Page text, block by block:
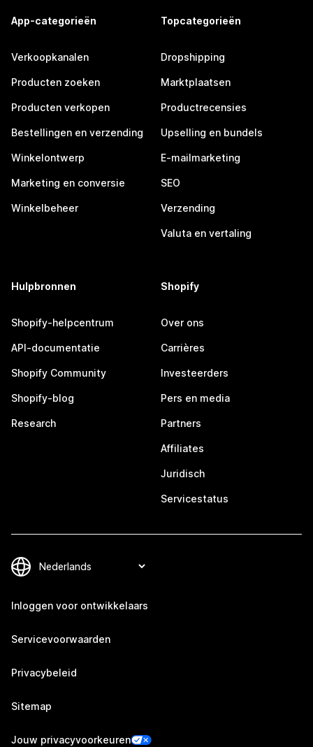
App-categorieën
Verkoopkanalen
Producten zoeken
Producten verkopen
Bestellingen en verzending
Winkelontwerp
Marketing en conversie
Winkelbeheer
Topcategorieën
Dropshipping
Marktplaatsen
Productrecensies
Upselling en bundels
E-mailmarketing
SEO
Verzending
Valuta en vertaling
Hulpbronnen
Shopify-helpcentrum
API-documentatie
Shopify Community
Shopify-blog
Research
Shopify
Over ons
Carrières
Investeerders
Pers en media
Partners
Affiliates
Juridisch
Servicestatus
Inloggen voor ontwikkelaars
Servicevoorwaarden
Privacybeleid
Sitemap
Jouw privacyvoorkeuren